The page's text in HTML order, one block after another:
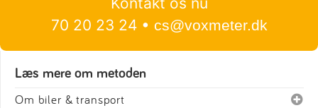
70 20 23 24 • cs@voxmeter.dk
Læs mere om metoden
Om biler & transport